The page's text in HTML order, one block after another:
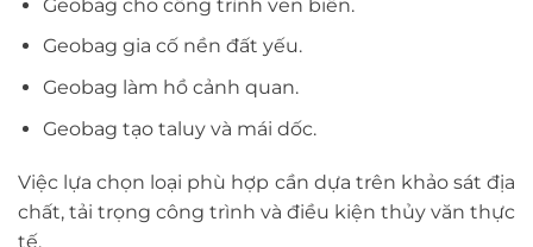
Geobag cho công trình ven biển.
Geobag gia cố nền đất yếu.
Geobag làm hồ cảnh quan.
Geobag tạo taluy và mái dốc.
Việc lựa chọn loại phù hợp cần dựa trên khảo sát địa
chất, tải trọng công trình và điều kiện thủy văn thực
tế.